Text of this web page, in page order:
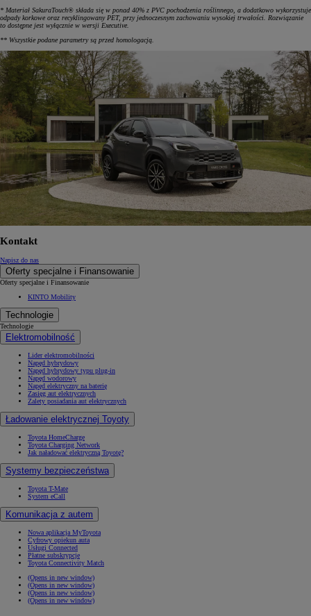
* Materiał SakuraTouch® składa się w ponad 40% z PVC pochodzenia roślinnego, a dodatkowo wykorzystuje
odpady korkowe oraz recyklingowany PET, przy jednoczesnym zachowaniu wysokiej trwałości. Rozwiązanie
to dostępne jest wyłącznie w wersji Executive.
** Wszystkie podane parametry są przed homologacją.
Kontakt
Napisz do nas
Oferty specjalne i Finansowanie
Oferty specjalne i Finansowanie
KINTO Mobility
Technologie
Technologie
Elektromobilność
Lider elektromobilności
Napęd hybrydowy
Napęd hybrydowy typu plug-in
Napęd wodorowy
Napęd elektryczny na baterię
Zasięg aut elektrycznych
Zalety posiadania aut elektrycznych
Ładowanie elektrycznej Toyoty
Toyota HomeCharge
Toyota Charging Network
Jak naładować elektryczną Toyotę?
Systemy bezpieczeństwa
Toyota T-Mate
System eCall
Komunikacja z autem
Nowa aplikacja MyToyota
Cyfrowy opiekun auta
Usługi Connected
Płatne subskrypcje
Toyota Connectivity Match
(Opens in new window)
(Opens in new window)
(Opens in new window)
(Opens in new window)